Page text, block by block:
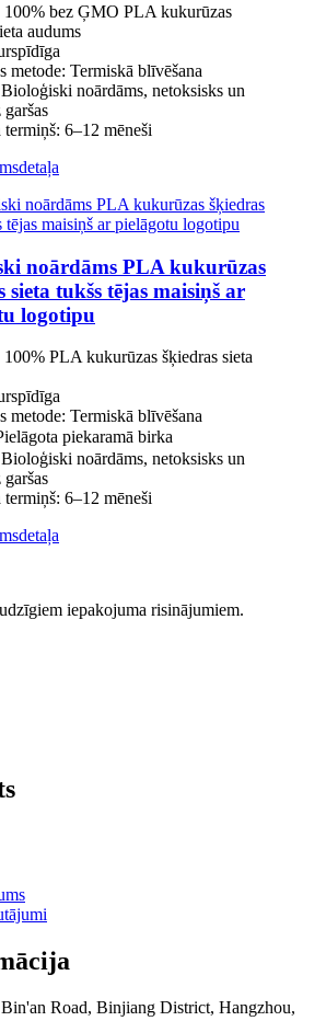
100% bez ĢMO PLA kukurūzas
audums
metode: Termiskā blīvēšana
noārdāms, netoksisks un
garšas
6–12 mēneši
detaļa
noārdāms PLA kukurūzas
sieta tukšs tējas maisiņš ar
logotipu
PLA kukurūzas šķiedras sieta
metode: Termiskā blīvēšana
piekaramā birka
noārdāms, netoksisks un
garšas
6–12 mēneši
detaļa
iepakojuma risinājumiem.
Road, Binjiang District, Hangzhou,